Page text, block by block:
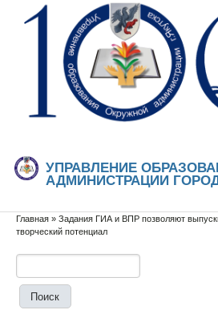
Перейти к основному содержанию
Skip to search
УПРАВЛЕНИЕ
АДМИНИСТРАЦИИ
Вы здесь
Главная » Задания ГИА и ВПР позволяют
творческий потенциал